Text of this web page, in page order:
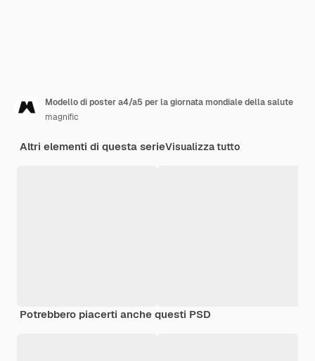
Modello di poster a4/a5 per la giornata mondiale della salute
magnific
Altri elementi di questa serieVisualizza tutto
Potrebbero piacerti anche questi PSD